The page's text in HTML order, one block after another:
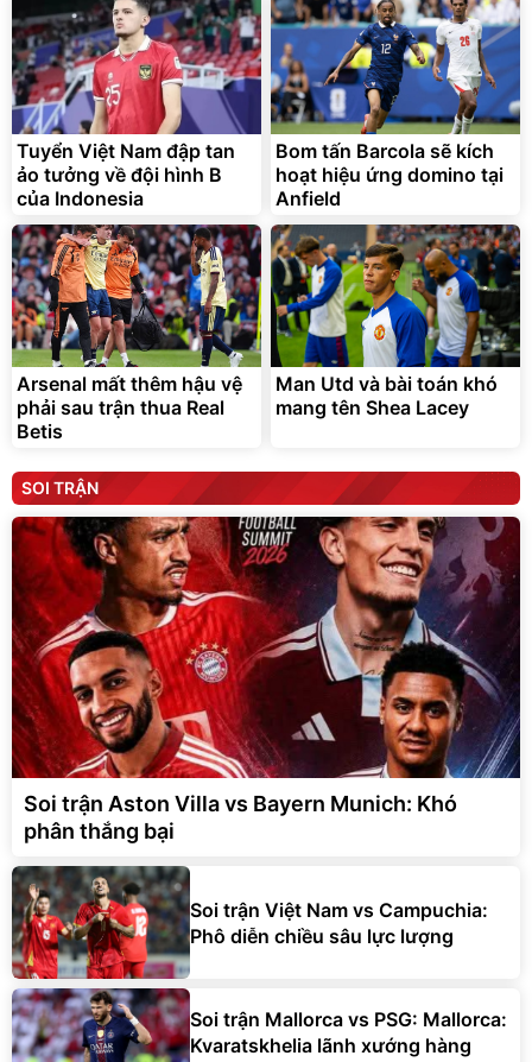
Tuyển Việt Nam đập tan
ảo tưởng về đội hình B
của Indonesia
Bom tấn Barcola sẽ kích
hoạt hiệu ứng domino tại
Anfield
Arsenal mất thêm hậu vệ
phải sau trận thua Real
Betis
Man Utd và bài toán khó
mang tên Shea Lacey
SOI TRẬN
Soi trận Aston Villa vs Bayern Munich: Khó
phân thắng bại
Soi trận Việt Nam vs Campuchia:
Phô diễn chiều sâu lực lượng
Soi trận Mallorca vs PSG: Mallorca:
Kvaratskhelia lãnh xướng hàng